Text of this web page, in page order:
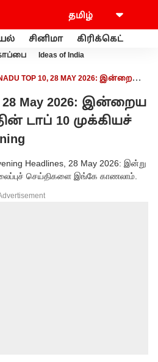
சினிமா கிரிக்கெட்
Ideas of India
TOP 10, 28 MAY 2026: இன்றைய
28 May 2026: இன்றைய
டாப் 10 முக்கியச்
Headlines, 28 May 2026: இன்று
செய்திகளை இங்கே காணலாம்.